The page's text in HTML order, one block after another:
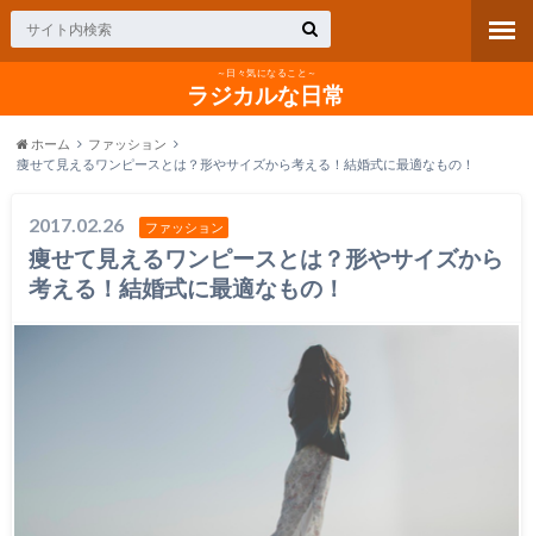
～日々気になること～
ラジカルな日常
ホーム
ファッション
痩せて見えるワンピースとは？形やサイズから考える！結婚式に最適なもの！
2017.02.26 ファッション
痩せて見えるワンピースとは？形やサイズから
考える！結婚式に最適なもの！